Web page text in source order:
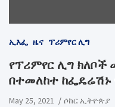
ኢእፌ ዜና ፕሪምየር ሊግ
የፕሪምየር ሊግ
በተመለከተ
May 25, 2021 ሶከር ኢትዮጵያ